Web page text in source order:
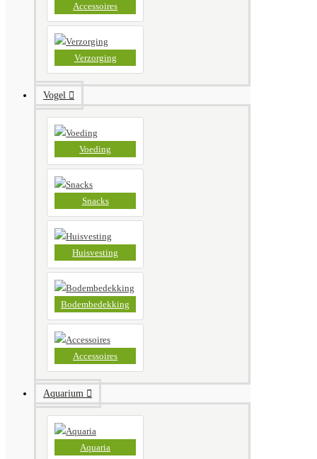
Accessoires
Verzorging
Vogel
Voeding
Snacks
Huisvesting
Bodembedekking
Accessoires
Aquarium
Aquaria